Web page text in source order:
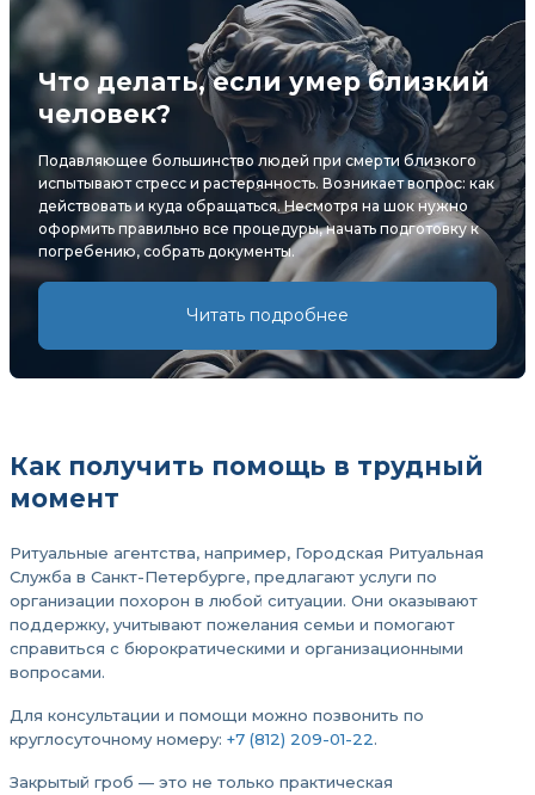
Что делать, если умер близкий
человек?
Подавляющее большинство людей при смерти близкого
испытывают стресс и растерянность. Возникает вопрос: как
действовать и куда обращаться. Несмотря на шок нужно
оформить правильно все процедуры, начать подготовку к
погребению, собрать документы.
Читать подробнее
Как получить помощь в трудный
момент
Ритуальные агентства, например, Городская Ритуальная
Служба в Санкт-Петербурге, предлагают услуги по
организации похорон в любой ситуации. Они оказывают
поддержку, учитывают пожелания семьи и помогают
справиться с бюрократическими и организационными
вопросами.
Для консультации и помощи можно позвонить по
круглосуточному номеру: +7 (812) 209-01-22.
Закрытый гроб — это не только практическая